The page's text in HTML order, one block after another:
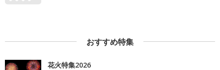
おすすめ特集
花火特集2026